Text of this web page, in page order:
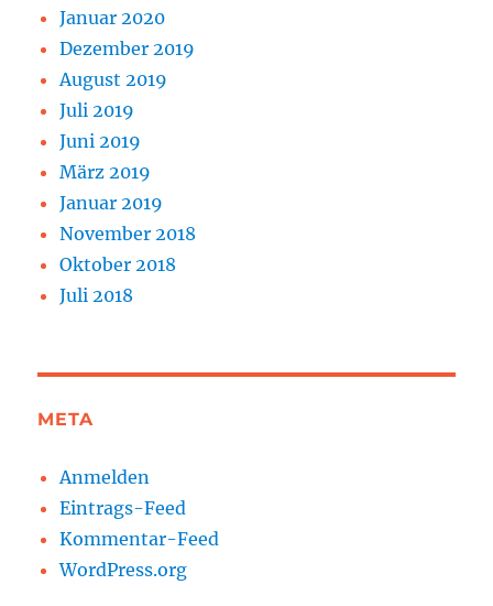
Januar 2020
Dezember 2019
August 2019
Juli 2019
Juni 2019
März 2019
Januar 2019
November 2018
Oktober 2018
Juli 2018
META
Anmelden
Eintrags-Feed
Kommentar-Feed
WordPress.org